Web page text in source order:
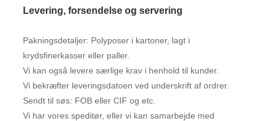
Levering, forsendelse og servering
Pakningsdetaljer: Polyposer i kartoner, lagt i
krydsfinerkasser eller paller.
Vi kan også levere særlige krav i henhold til kunder.
Vi bekræfter leveringsdatoen ved underskrift af ordrer.
Sendt til søs: FOB eller CIF og etc.
Vi har vores speditør, eller vi kan samarbejde med